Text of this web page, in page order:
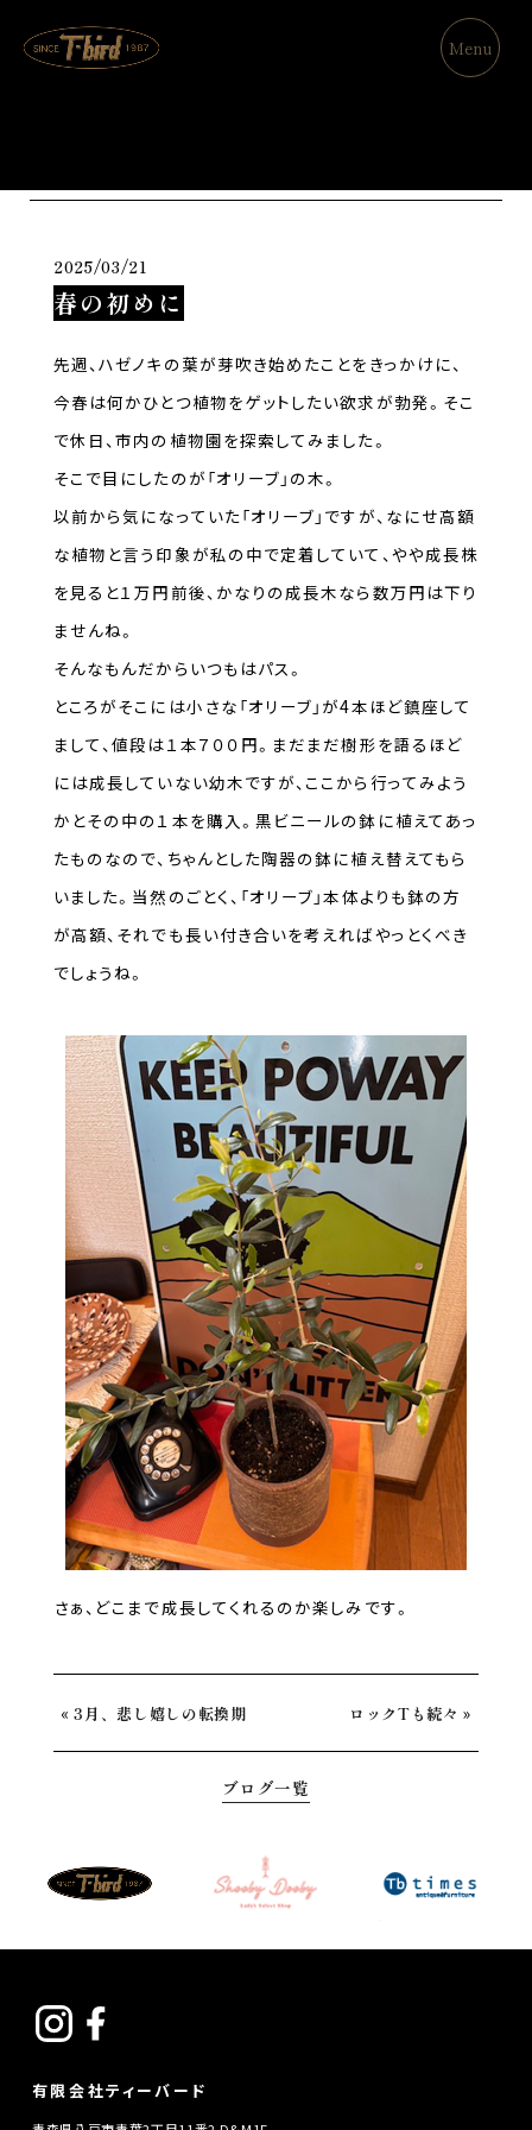
Menu
2025/03/21
春の初めに
先週、ハゼノキの葉が芽吹き始めたことをきっかけに、
今春は何かひとつ植物をゲットしたい欲求が勃発。そこ
で休日、市内の植物園を探索してみました。
そこで目にしたのが「オリーブ」の木。
以前から気になっていた「オリーブ」ですが、なにせ高額
な植物と言う印象が私の中で定着していて、やや成長株
を見ると１万円前後、かなりの成長木なら数万円は下り
ませんね。
そんなもんだからいつもはパス。
ところがそこには小さな「オリーブ」が4本ほど鎮座して
まして、値段は１本７００円。まだまだ樹形を語るほど
には成長していない幼木ですが、ここから行ってみよう
かとその中の１本を購入。黒ビニールの鉢に植えてあっ
たものなので、ちゃんとした陶器の鉢に植え替えてもら
いました。当然のごとく、「オリーブ」本体よりも鉢の方
が高額、それでも長い付き合いを考えればやっとくべき
でしょうね。
さぁ、どこまで成長してくれるのか楽しみです。
«3月、悲し嬉しの転換期 ロックTも続々 »
ブログ一覧
有限会社ティーバード